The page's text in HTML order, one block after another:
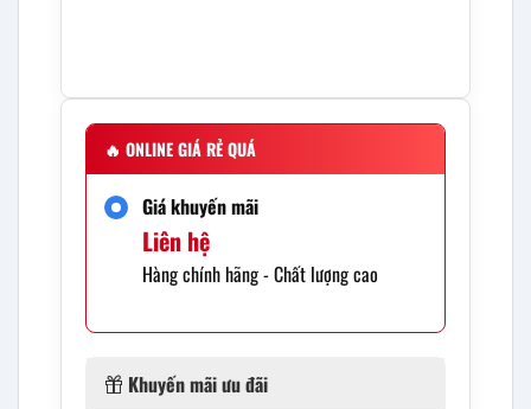
🔥 ONLINE GIÁ RẺ QUÁ
Giá khuyến mãi
Liên hệ
Hàng chính hãng - Chất lượng cao
Khuyến mãi ưu đãi